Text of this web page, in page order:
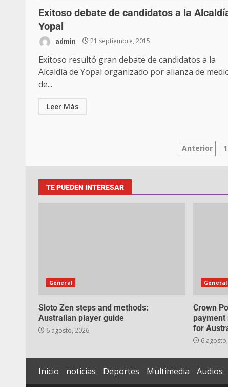
Exitoso debate de candidatos a la
Yopal
admin 21 septiembre, 2015
Exitoso resultó gran debate de candidatos a la
Alcaldía de Yopal organizado por alianza de
de...
Leer Más
Anterior 1
TE PUEDEN INTERESAR
General
Sloto Zen steps and methods:
Australian player guide
6 agosto, 2026
General
Crown
payment
for
6
Inicio noticias Deportes Multimedia Audios